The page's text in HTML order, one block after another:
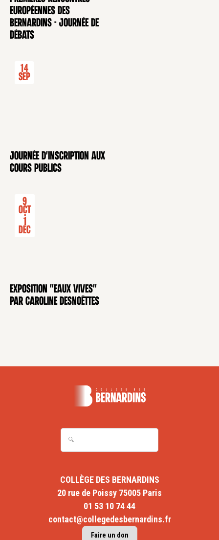
CONFÉRENCE
européennes des
Bernardins - Journée de
débats
CONFÉRENCE
14
Sep
Journée d'inscription aux
cours publics
EXPOSITION
9
Oct
-
1
Déc
Exposition "Eaux Vives"
par Caroline Desnoëttes
COLLÈGE DES BERNARDINS
20 rue de Poissy 75005 Paris
01 53 10 74 44
contact@collegedesbernardins.fr
Faire un don